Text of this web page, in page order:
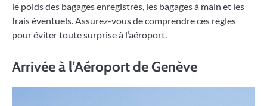
le poids des bagages enregistrés, les bagages à main et les
frais éventuels. Assurez-vous de comprendre ces règles
pour éviter toute surprise à l’aéroport.
Arrivée à l’Aéroport de Genève